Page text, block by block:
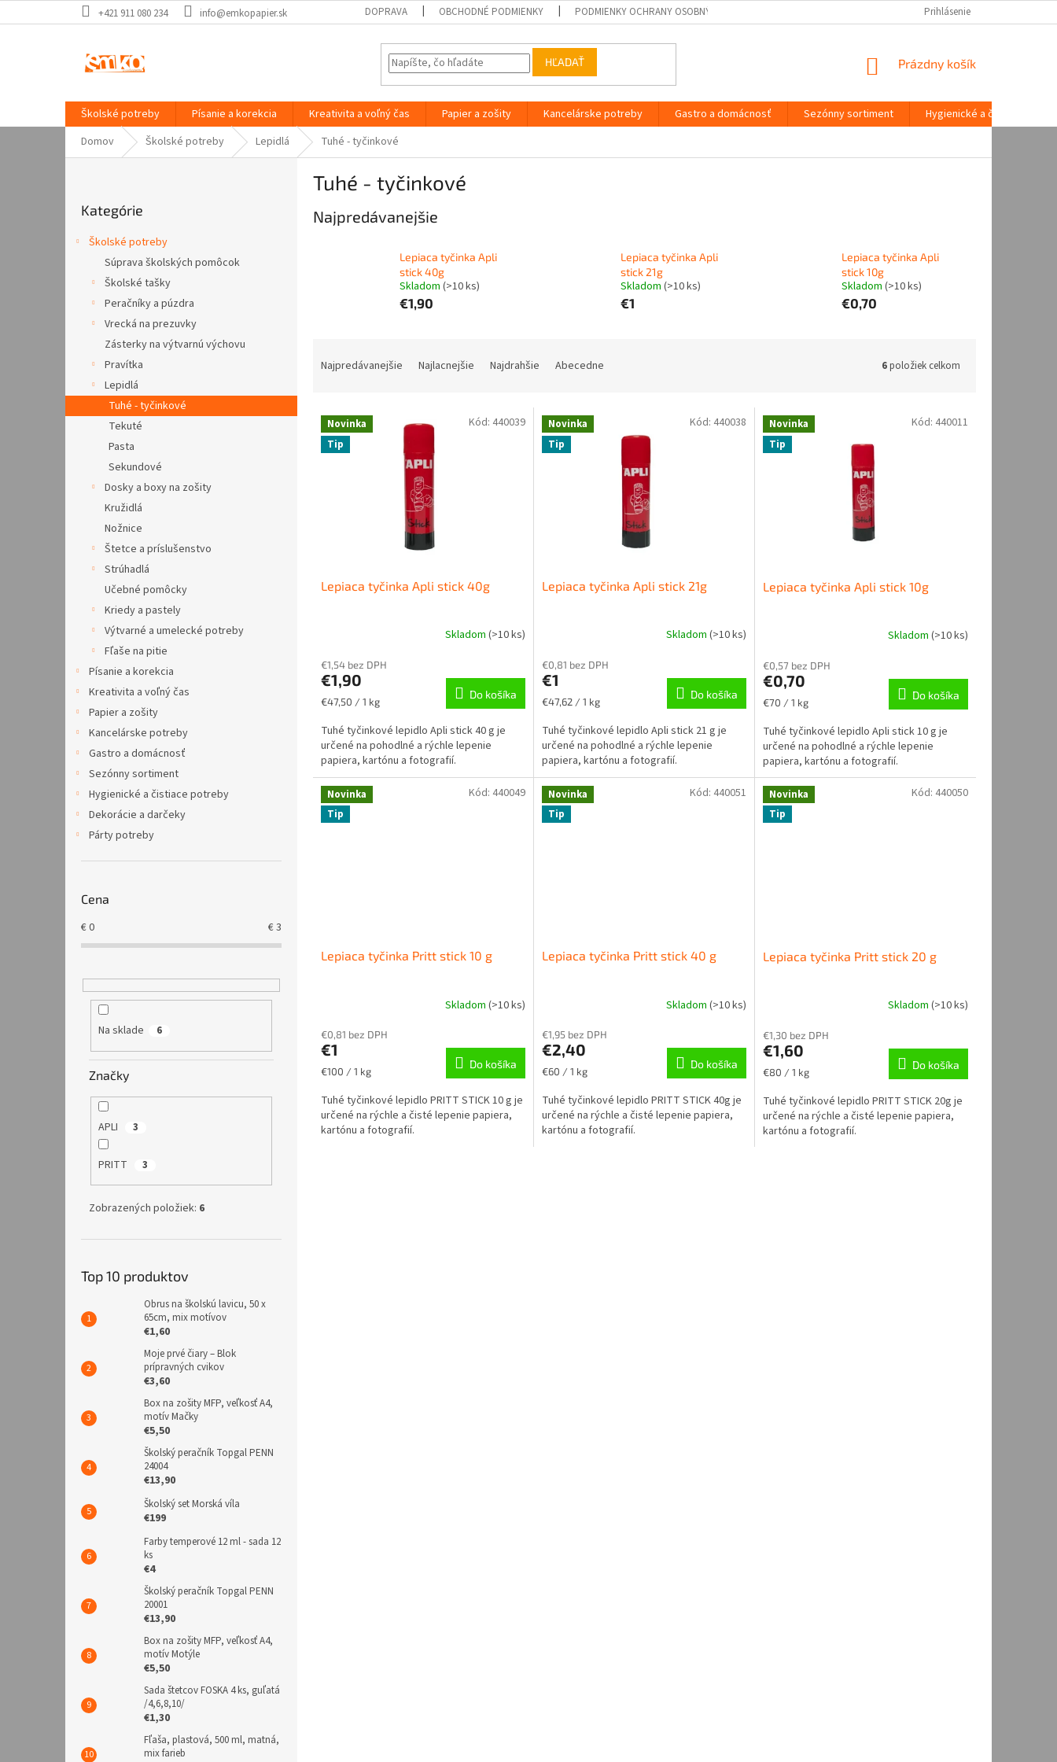
na
+421 911 080 234 info@emkopapier.sk DOPRAVA OBCHODNÉ PODMIENKY PODMIENKY OCHRANY OSOBNÝCH ÚDAJOV Prihlásenie
HĽADAŤ
NÁKUPNÝ
Prázdny košík
Školské potreby Písanie a korekcia Kreativita a voľný čas Papier a zošity Kancelárske potreby Gastro a domácnosť Sezónny sortiment
Hygienické a čistiace
Domov
Školské potreby Lepidlá Tuhé - tyčinkové
kategórie
Kategórie
Školské potreby
Súprava školských pomôcok
Školské tašky
Peračníky a púzdra
Vrecká na prezuvky
Zásterky na výtvarnú výchovu
Pravítka
Lepidlá
Tuhé - tyčinkové
Tekuté
Pasta
Sekundové
Dosky a boxy na zošity
Kružidlá
Nožnice
Štetce a príslušenstvo
Strúhadlá
Učebné pomôcky
Kriedy a pastely
Výtvarné a umelecké potreby
Fľaše na pitie
Písanie a korekcia
Kreativita a voľný čas
Papier a zošity
Kancelárske potreby
Gastro a domácnosť
Sezónny sortiment
Hygienické a čistiace potreby
Dekorácie a darčeky
Párty potreby
Cena
€0 €3
Na sklade 6
Značky
APLI 3
PRITT 3
Zobrazených položiek: 6
Top 10 produktov
Obrus na školskú lavicu, 50 x
65cm, mix motívov
€1,60
Moje prvé čiary – Blok
prípravných cvikov
€3,60
Box na zošity MFP, veľkosť A4,
motív Mačky
€5,50
Školský peračník Topgal PENN
24004
€13,90
Školský set Morská víla
€199
Farby temperové 12 ml - sada 12
ks
€4
Školský peračník Topgal PENN
20001
€13,90
Box na zošity MFP, veľkosť A4,
motív Motýle
€5,50
Sada štetcov FOSKA 4 ks, guľatá
/4,6,8,10/
€1,30
Fľaša, plastová, 500 ml, matná,
mix farieb
Tuhé - tyčinkové
Najpredávanejšie
Lepiaca tyčinka Apli
stick 40g
Skladom (>10 ks)
€1,90
Lepiaca tyčinka Apli
stick 21g
Skladom (>10 ks)
€1
Lepiaca tyčinka Apli
stick 10g
Skladom (>10 ks)
€0,70
n
Najpredávanejšie Najlacnejšie Najdrahšie Abecedne 6položiek celkom
V
p
Novinka
Tip
Lepiaca tyčinka Apli stick 40g
Skladom (>10 ks)
€1,54 bez DPH
€1,90
Jednotková
€47,50 / 1 kg
Do košíka
Tuhé tyčinkové lepidlo Apli stick 40 g je
určené na pohodlné a rýchle lepenie
papiera, kartónu a fotografií.
Kód: 440039
Novinka
Tip
Lepiaca tyčinka Apli stick 21g
Skladom (>10 ks)
€0,81 bez DPH
€1
Jednotková
€47,62 / 1 kg
Do košíka
Tuhé tyčinkové lepidlo Apli stick 21 g je
určené na pohodlné a rýchle lepenie
papiera, kartónu a fotografií.
Kód: 440038
Novinka
Tip
Lepiaca tyčinka Apli stick 10g
produktu
je
3,0
z
5
hviezdičiek.
Skladom (>10 ks)
€0,57 bez DPH
€0,70
Jednotková
€70 / 1 kg
Do košíka
Tuhé tyčinkové lepidlo Apli stick 10 g je
určené na pohodlné a rýchle lepenie
papiera, kartónu a fotografií.
Kód: 440011
Novinka
Tip
Lepiaca tyčinka Pritt stick 10 g
Skladom (>10 ks)
€0,81 bez DPH
€1
Jednotková
€100 / 1 kg
Do košíka
Tuhé tyčinkové lepidlo PRITT STICK 10 g je
určené na rýchle a čisté lepenie papiera,
kartónu a fotografií.
Kód: 440049
Novinka
Tip
Lepiaca tyčinka Pritt stick 40 g
Skladom (>10 ks)
€1,95 bez DPH
€2,40
Jednotková
€60 / 1 kg
Do košíka
Tuhé tyčinkové lepidlo PRITT STICK 40g je
určené na rýchle a čisté lepenie papiera,
kartónu a fotografií.
Kód: 440051
Novinka
Tip
Lepiaca tyčinka Pritt stick 20 g
Skladom (>10 ks)
€1,30 bez DPH
€1,60
Jednotková
€80 / 1 kg
Do košíka
Tuhé tyčinkové lepidlo PRITT STICK 20g je
určené na rýchle a čisté lepenie papiera,
kartónu a fotografií.
Kód: 440050